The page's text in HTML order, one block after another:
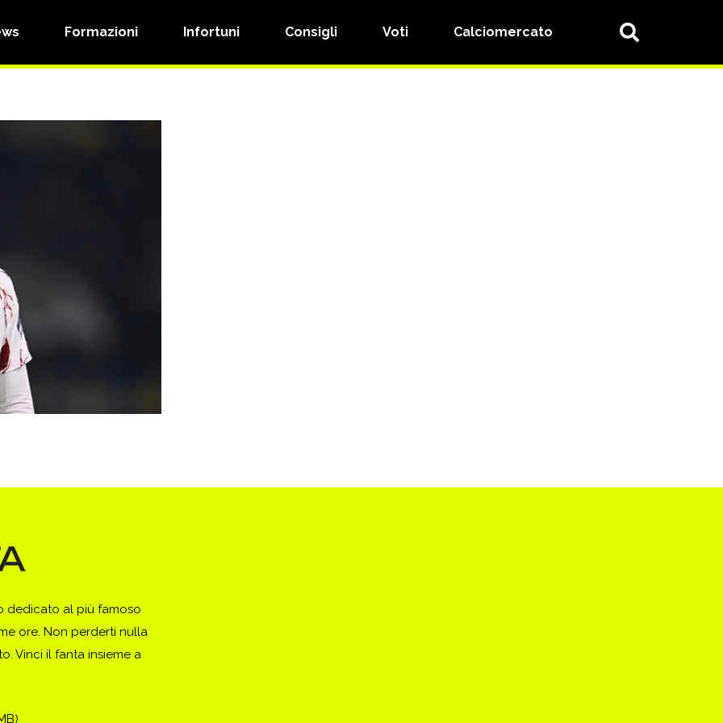
Formazioni Infortuni Consigli Voti Calciomercato
dedicato al più famoso
ore. Non perderti nulla
Vinci il fanta insieme a